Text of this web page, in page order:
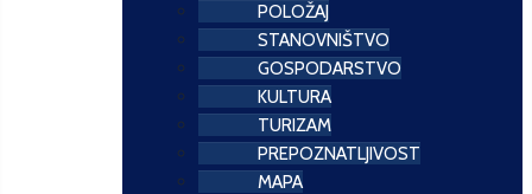
POLOŽAJ
STANOVNIŠTVO
GOSPODARSTVO
KULTURA
TURIZAM
PREPOZNATLJIVOST
MAPA